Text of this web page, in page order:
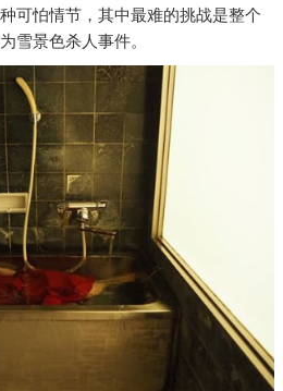
可怕情节，其中最难的挑战是整个
雪景色杀人事件。